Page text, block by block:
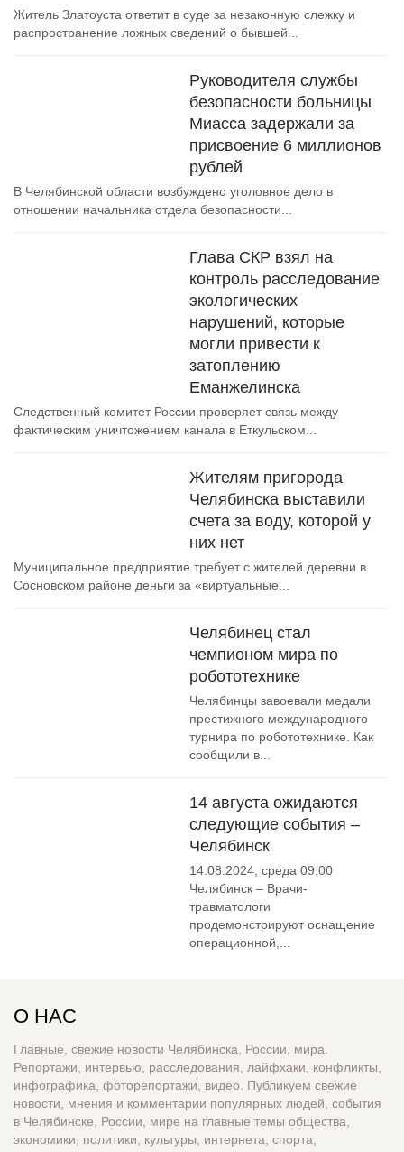
Житель Златоуста ответит в суде за незаконную слежку и
распространение ложных сведений о бывшей...
Руководителя службы
безопасности больницы
Миасса задержали за
присвоение 6 миллионов
рублей
В Челябинской области возбуждено уголовное дело в
отношении начальника отдела безопасности...
Глава СКР взял на
контроль расследование
экологических
нарушений, которые
могли привести к
затоплению
Еманжелинска
Следственный комитет России проверяет связь между
фактическим уничтожением канала в Еткульском...
Жителям пригорода
Челябинска выставили
счета за воду, которой у
них нет
Муниципальное предприятие требует с жителей деревни в
Сосновском районе деньги за «виртуальные...
Челябинец стал
чемпионом мира по
робототехнике
Челябинцы завоевали медали
престижного международного
турнира по робототехнике. Как
сообщили в...
14 августа ожидаются
следующие события –
Челябинск
14.08.2024, среда 09:00
Челябинск – Врачи-
травматологи
продемонстрируют оснащение
операционной,...
О НАС
Главные, свежие новости Челябинска, России, мира.
Репортажи, интервью, расследования, лайфхаки, конфликты,
инфографика, фоторепортажи, видео. Публикуем свежие
новости, мнения и комментарии популярных людей, события
в Челябинске, России, мире на главные темы общества,
экономики, политики, культуры, интернета, спорта,